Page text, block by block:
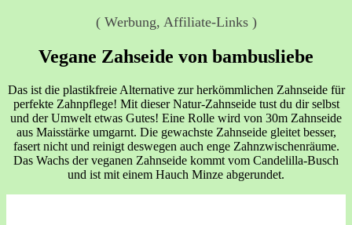
( Werbung, Affiliate-Links )
Vegane Zahseide von bambusliebe
Das ist die plastikfreie Alternative zur herkömmlichen Zahnseide für
perfekte Zahnpflege! Mit dieser Natur-Zahnseide tust du dir selbst
und der Umwelt etwas Gutes! Eine Rolle wird von 30m Zahnseide
aus Maisstärke umgarnt. Die gewachste Zahnseide gleitet besser,
fasert nicht und reinigt deswegen auch enge Zahnzwischenräume.
Das Wachs der veganen Zahnseide kommt vom Candelilla-Busch
und ist mit einem Hauch Minze abgerundet.